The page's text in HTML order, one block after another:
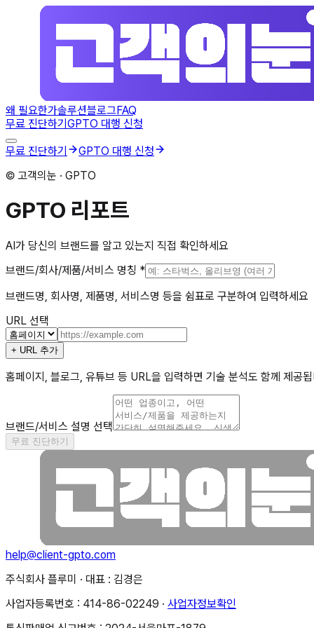
왜 필요한가솔루션블로그FAQ
무료 진단하기GPTO 대행 신청
무료 진단하기
GPTO 대행 신청
© 고객의눈 · GPTO
GPTO 리포트
AI가 당신의 브랜드를 알고 있는지 직접 확인하세요
브랜드/회사/제품/서비스 명칭 *
브랜드명, 회사명, 제품명, 서비스명 등을 쉼표로 구분하여 입력하세요
URL 선택
+ URL 추가
홈페이지, 블로그, 유튜브 등 URL을 입력하면 기술 분석도 함께 제공
브랜드/서비스 설명 선택
무료 진단하기
help@client-gpto.com
주식회사 플루미 · 대표 : 김경은
사업자등록번호 : 414-86-02249 · 사업자정보확인